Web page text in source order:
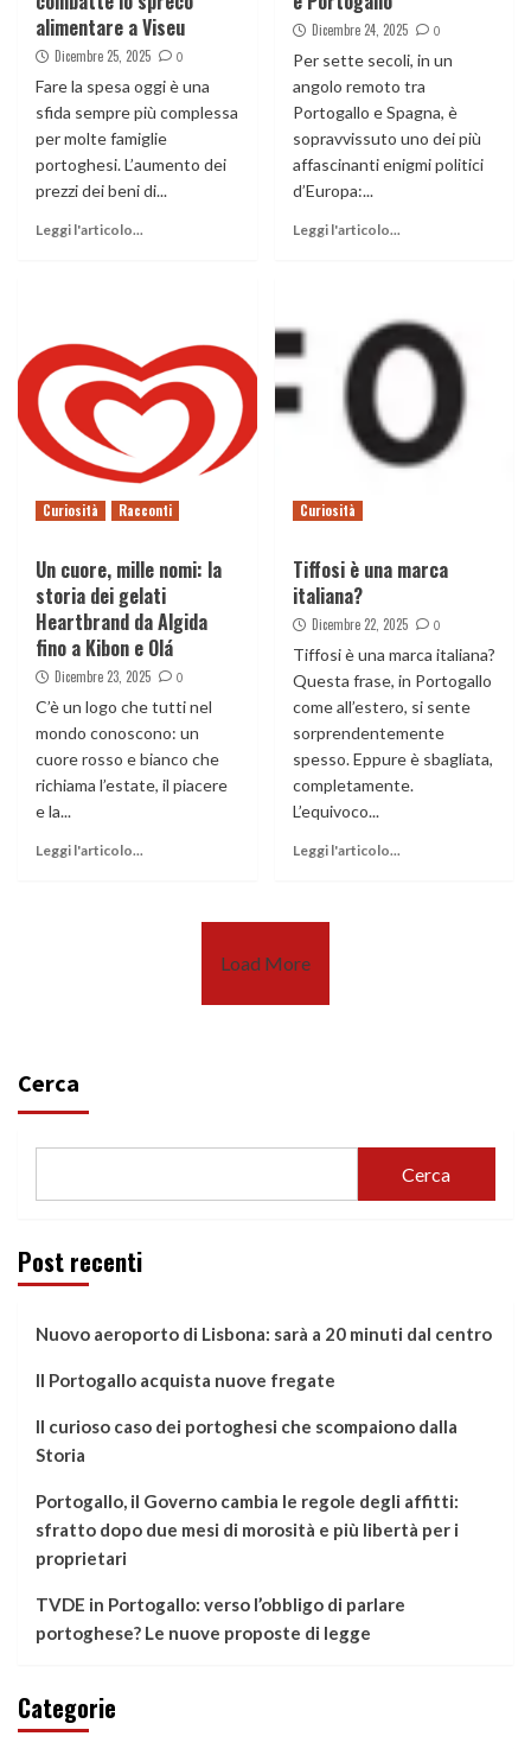
alimentare a Viseu
Dicembre 25, 2025 0
Fare la spesa oggi è una
sfida sempre più complessa
per molte famiglie
portoghesi. L’aumento dei
prezzi dei beni di...
Leggi l'articolo...
Dicembre 24, 2025 0
Per sette secoli, in un
angolo remoto tra
Portogallo e Spagna, è
sopravvissuto uno dei più
affascinanti enigmi politici
d’Europa:...
Leggi l'articolo...
Curiosità Racconti
Un cuore, mille nomi: la
storia dei gelati
Heartbrand da Algida
fino a Kibon e Olá
Dicembre 23, 2025 0
C’è un logo che tutti nel
mondo conoscono: un
cuore rosso e bianco che
richiama l’estate, il piacere
e la...
Leggi l'articolo...
Curiosità
Tiffosi è una marca
italiana?
Dicembre 22, 2025 0
Tiffosi è una marca italiana?
Questa frase, in Portogallo
come all’estero, si sente
sorprendentemente
spesso. Eppure è sbagliata,
completamente.
L’equivoco...
Leggi l'articolo...
Load More
Cerca
Cerca
Post recenti
Nuovo aeroporto di Lisbona: sarà a 20 minuti dal centro
Il Portogallo acquista nuove fregate
Il curioso caso dei portoghesi che scompaiono dalla
Storia
Portogallo, il Governo cambia le regole degli affitti:
sfratto dopo due mesi di morosità e più libertà per i
proprietari
TVDE in Portogallo: verso l’obbligo di parlare
portoghese? Le nuove proposte di legge
Categorie